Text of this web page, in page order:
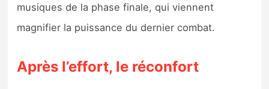
musiques de la phase finale, qui viennent
magnifier la puissance du dernier combat.
Après l’effort, le réconfort